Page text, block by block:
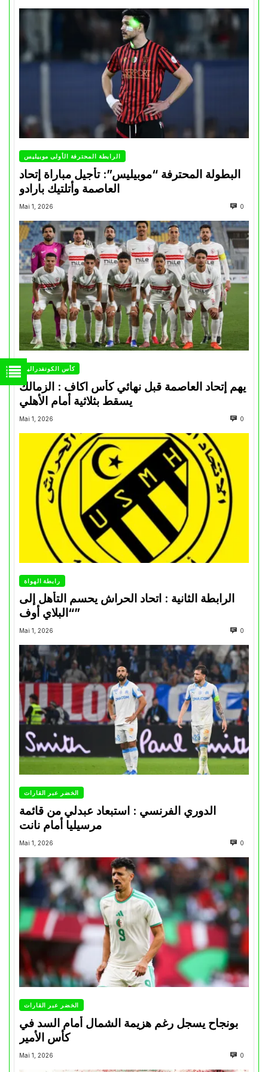
الرابطة المحترفة الأولى موبيليس
البطولة المحترفة “موبيليس”: تأجيل مباراة إتحاد
العاصمة وأتلتيك بارادو
Mai 1, 2026 0
كأس الكونفدرالية
يهم إتحاد العاصمة قبل نهائي كأس اكاف : الزمالك
Mai 1, 2026 0
رابطة الهواة
الرابطة الثانية : اتحاد الحراش يحسم التأهل إلى
“البلاي أوف”
Mai 1, 2026 0
الخضر عبر القارات
الدوري الفرنسي : استبعاد عبدلي من قائمة
مرسيليا أمام نانت
Mai 1, 2026 0
الخضر عبر القارات
بونجاح يسجل رغم هزيمة الشمال أمام السد في
كأس الأمير
Mai 1, 2026 0